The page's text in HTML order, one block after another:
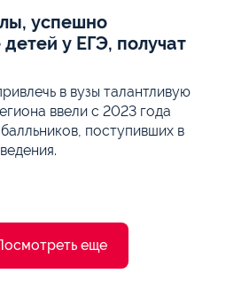
успешно
у ЕГЭ, получат
в вузы талантливую
ввели с 2023 года
поступивших в
еще